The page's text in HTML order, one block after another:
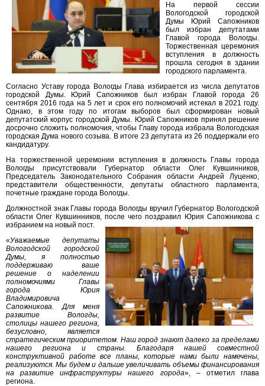
На первой сессии
Вологодской городской
Думы Юрий Сапожников
был избран депутатами
Главой города Вологды.
Торжественная церемония
вступления в должность
прошла сегодня в здании
городского парламента.
Согласно Уставу города Вологды Глава избирается из числа депутатов
городской Думы. Юрий Сапожников был избран Главой города 26
сентября 2016 года на 5 лет и срок его полномочий истекал в 2021 году.
Однако, в этом году по итогам выборов был сформирован новый
депутатский корпус городской Думы. Юрий Сапожников принял решение
досрочно сложить полномочия, чтобы Главу города избрала Вологодская
городская Дума нового созыва. В итоге 23 депутата из 26 поддержали его
кандидатуру.
На торжественной церемонии вступления в должность Главы города
Вологды присутствовали Губернатор области Олег Кувшинников,
Председатель Законодательного Собрания области Андрей Луценко,
представители общественности, депутаты областного парламента,
почетные граждане города Вологды.
Должностной знак Главы города Вологды вручил Губернатор Вологодской
области Олег Кувшинников, после чего поздравил Юрия Сапожникова с
избранием на новый пост.
«Уважаемые депутаты
Вологодской городской
Думы, я полностью
поддерживаю ваше
решение о наделении
полномочиями Главы
города Юрия
Владимировича
Сапожникова. Для меня
развитие Вологды,
столицы нашего региона,
безусловно, является
стратегическим приоритетом. Наш город знают далеко за пределами
нашего региона и страны. Благодаря нашей совместной
конструктивной работе все планы, которые нами были намечены,
реализуются. Мы будем и дальше увеличивать объемы финансирования
на развитие инфраструктуры нашего города», – отметил глава
региона.